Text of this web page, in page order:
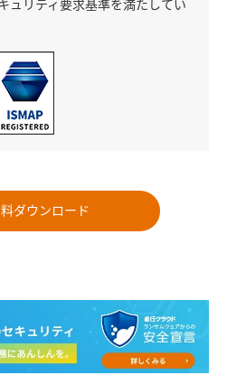
ュリティ要求基準を満たしてい
ダウンロード